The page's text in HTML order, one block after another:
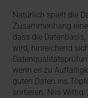
Natürlich spielt die
Zusammenhang
dass die
wird, hinreichend
wenn es zu
guten Daten ins
sortieren. Nils Wittig: